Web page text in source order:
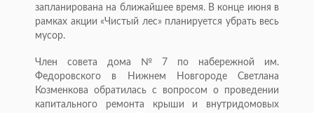
запланирована на ближайшее время. В конце июня в
рамках акции «Чистый лес» планируется убрать весь
мусор.
Член совета дома № 7 по набережной им.
Федоровского в Нижнем Новгороде Светлана
Козменкова обратилась с вопросом о проведении
капитального ремонта крыши и внутридомовых